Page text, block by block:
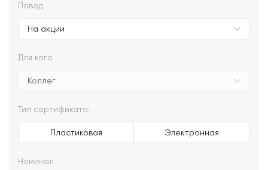
Повод
Для кого
Тип сертификата:
Пластиковая Электронная
Номинал